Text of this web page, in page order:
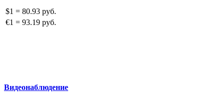
$1 = 80.93 руб.
€1 = 93.19 руб.
Видеонаблюдение